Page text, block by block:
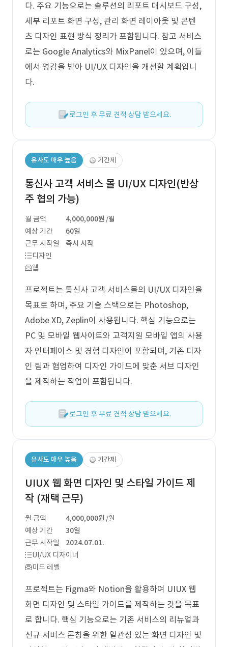
다. 주요 기능으로는 솔루션의 리포트 대시보드 구성,
세부 리포트 화면 구성, 관리 화면 레이아웃 및 콘텐
츠 디자인 표현 방식 정리가 포함됩니다. 참고 서비스
로는 Google Analytics와 MixPanel이 있으며, 이들
에서 영감을 받아 UI/UX 디자인을 개선할 계획입니
다.
로그인 후 무료 견적 상담 받으세요.
유사도 매우 높음 기간제
통신사 고객 서비스 몰 UI/UX 디자인(반상
주 협의 가능)
월 금액 4,000,000원 /월
예상 기간
60일
근무 시작일
즉시 시작
디자인
웹
프로젝트는 통신사 고객 서비스몰의 UI/UX 디자인을
목표로 하며, 주요 기술 스택으로는 Photoshop,
Adobe XD, Zeplin이 사용됩니다. 핵심 기능으로는
PC 및 모바일 웹사이트와 고객지원 모바일 앱의 사용
자 인터페이스 및 경험 디자인이 포함되며, 기존 디자
인 팀과 협업하여 디자인 가이드에 맞춘 서브 디자인
을 제작하는 작업이 포함됩니다.
로그인 후 무료 견적 상담 받으세요.
유사도 매우 높음 기간제
UIUX 웹 화면 디자인 및 스타일 가이드 제
작 (재택 근무)
월 금액 4,000,000원 /월
예상 기간
30일
근무 시작일
2024.07.01.
UI/UX 디자이너
미드 레벨
프로젝트는 Figma와 Notion을 활용하여 UIUX 웹
화면 디자인 및 스타일 가이드를 제작하는 것을 목표
로 합니다. 핵심 기능으로는 기존 서비스의 리뉴얼과
신규 서비스 론칭을 위한 일관성 있는 화면 디자인 및